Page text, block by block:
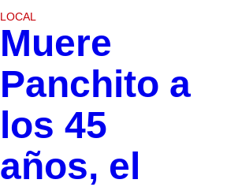
LOCAL
Muere
Panchito a
los 45
años, el